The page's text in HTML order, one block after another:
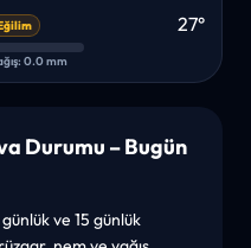
0.0 mm
27°
Durumu – Bugün
ve 15 günlük